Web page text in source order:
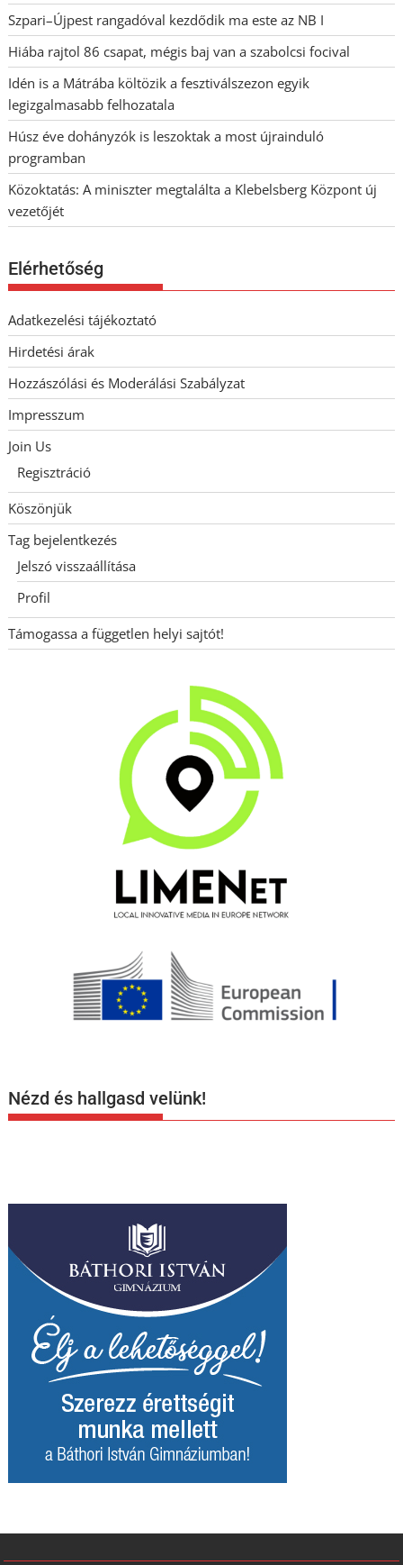
Szpari–Újpest rangadóval kezdődik ma este az NB I
Hiába rajtol 86 csapat, mégis baj van a szabolcsi focival
Idén is a Mátrába költözik a fesztiválszezon egyik
legizgalmasabb felhozatala
Húsz éve dohányzók is leszoktak a most újrainduló
programban
Közoktatás: A miniszter megtalálta a Klebelsberg Központ új
vezetőjét
Elérhetőség
Adatkezelési tájékoztató
Hirdetési árak
Hozzászólási és Moderálási Szabályzat
Impresszum
Join Us
Regisztráció
Köszönjük
Tag bejelentkezés
Jelszó visszaállítása
Profil
Támogassa a független helyi sajtót!
Nézd és hallgasd velünk!